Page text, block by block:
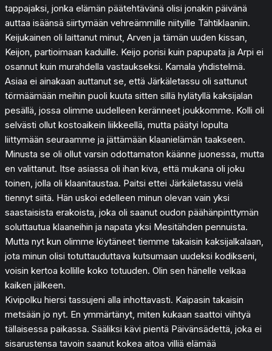
tappajaksi, jonka elämän päätehtävänä olisi jonakin päivänä
auttaa isäänsä siirtymään vehreämmille niityille Tähtiklaaniin.
Keijukainen oli laittanut minut, Arven ja tämän uuden kissan,
Keijon, partioimaan kaduille. Keijo porisi kuin papupata ja Arpi ei
osannut kuin murahdella vastaukseksi. Kamala yhdistelmä.
Asiaa ei ainakaan auttanut se, että Järkäletassu oli sattunut
törmäämään meihin puoli kuuta sitten sillä hylätyllä kaksijalan
pesällä, jossa olimme uudelleen keränneet joukkomme. Kolli oli
selvästi ollut kostoaikein liikkeellä, mutta päätyi lopulta
liittymään seuraamme ja jättämään klaanielämän taakseen.
Minusta se oli ollut varsin odottamaton käänne juonessa, mutta
en valittanut. Itse asiassa oli ihan kiva, että mukana oli joku
toinen, jolla oli klaanitaustaa. Paitsi ettei Järkäletassu vielä
tiennyt siitä. Hän uskoi edelleen minun olevan vain yksi
saastaisista erakoista, joka oli saanut oudon päähänpinttymän
soluttautua klaaneihin ja napata yksi Mesitähden pennuista.
Mutta nyt kun olimme löytäneet tiemme takaisin kaksijalkalaan,
jota minun olisi totuttauduttava kutsumaan uudeksi kodikseni,
voisin kertoa kollille koko totuuden. Olin sen hänelle velkaa
kaiken jälkeen.
Kivipolku hiersi tassujeni alla inhottavasti. Kaipasin takaisin
metsään jo nyt. En ymmärtänyt, miten kukaan saattoi viihtyä
tällaisessa paikassa. Sääliksi kävi pientä Päivänsädettä, joka ei
sisarustensa tavoin saanut kokea aitoa villiä elämää